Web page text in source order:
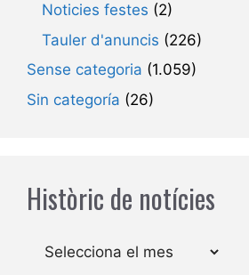
Noticies festes (2)
Tauler d'anuncis (226)
Sense categoria (1.059)
Sin categoría (26)
Històric de notícies
Arxius